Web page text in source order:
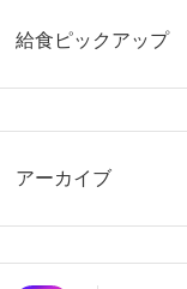
給食ピックアップ
アーカイブ